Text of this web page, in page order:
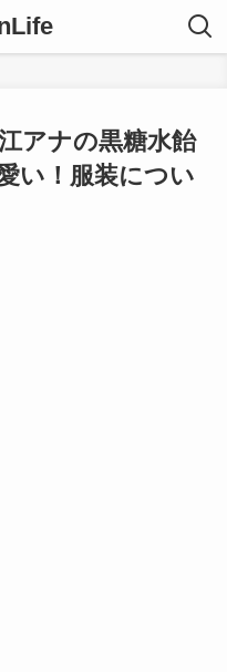
アナの黒糖水飴
い！服装につい